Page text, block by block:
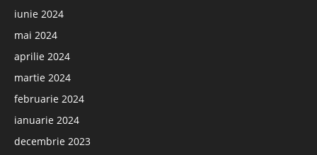
iunie 2024
mai 2024
aprilie 2024
martie 2024
februarie 2024
ianuarie 2024
decembrie 2023